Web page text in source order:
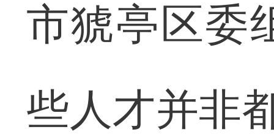
市猇亭区委
些人才并非